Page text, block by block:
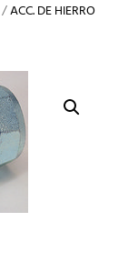
/ACC. DE HIERRO